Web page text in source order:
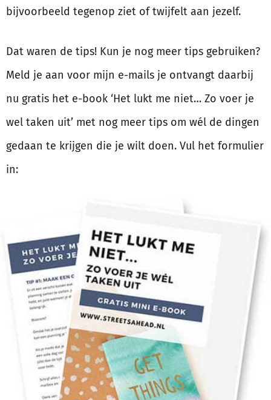
bijvoorbeeld tegenop ziet of twijfelt aan jezelf.
Dat waren de tips! Kun je nog meer tips gebruiken?
Meld je aan voor mijn e-mails je ontvangt daarbij
nu gratis het e-book ‘Het lukt me niet… Zo voer je
wel taken uit’ met nog meer tips om wél de dingen
gedaan te krijgen die je wilt doen. Vul het formulier
in: